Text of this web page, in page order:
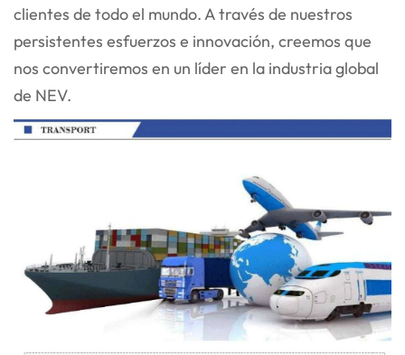
clientes de todo el mundo. A través de nuestros
persistentes esfuerzos e innovación, creemos que
nos convertiremos en un líder en la industria global
de NEV.